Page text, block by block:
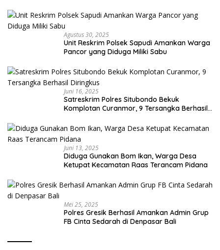
Agustus 30, 2025
Unit Reskrim Polsek Sapudi Amankan Warga
Pancor yang Diduga Miliki Sabu
Juni 16, 2025
Satreskrim Polres Situbondo Bekuk
Komplotan Curanmor, 9 Tersangka Berhasil
Juni 13, 2025
Diduga Gunakan Bom Ikan, Warga Desa
Ketupat Kecamatan Raas Terancam Pidana
Mei 25, 2025
Polres Gresik Berhasil Amankan Admin Grup
FB Cinta Sedarah di Denpasar Bali